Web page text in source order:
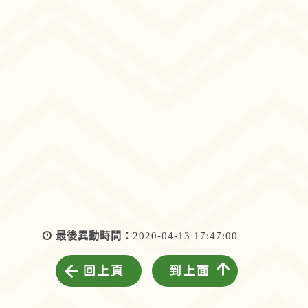
最後異動時間： 2020-04-13 17:47:00
回上頁 到上面